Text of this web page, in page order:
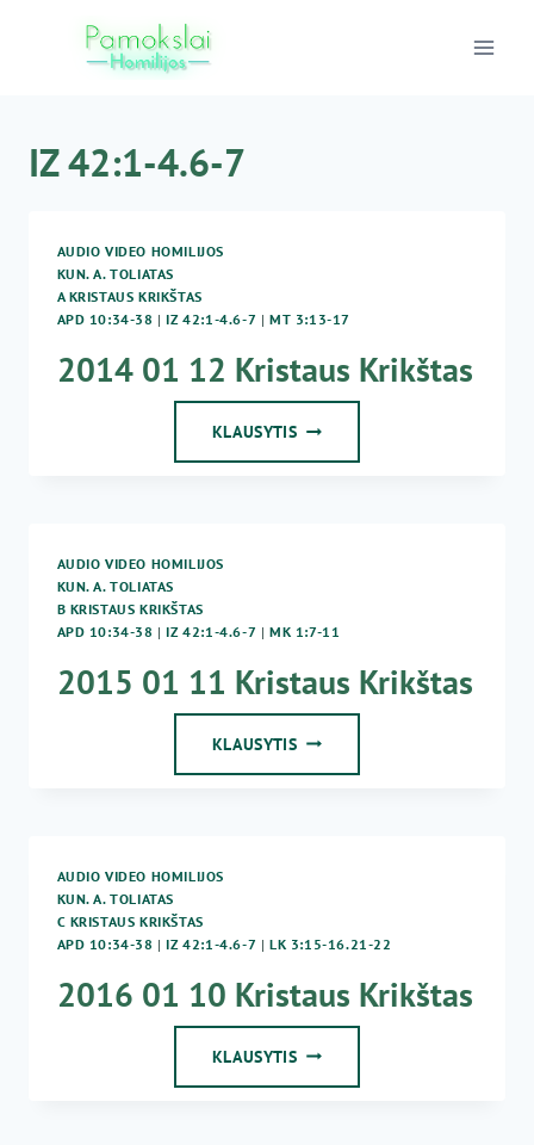
IZ 42:1-4.6-7
AUDIO VIDEO HOMILIJOS
KUN. A. TOLIATAS
A KRISTAUS KRIKŠTAS
APD 10:34-38 |IZ 42:1-4.6-7 | MT 3:13-17
2014 01 12 Kristaus Krikštas
KLAUSYTIS2014
AUDIO VIDEO HOMILIJOS
KUN. A. TOLIATAS
B KRISTAUS KRIKŠTAS
APD 10:34-38 |IZ 42:1-4.6-7 | MK 1:7-11
2015 01 11 Kristaus Krikštas
KLAUSYTIS2015
AUDIO VIDEO HOMILIJOS
KUN. A. TOLIATAS
C KRISTAUS KRIKŠTAS
APD 10:34-38 |IZ 42:1-4.6-7 | LK 3:15-16.21-22
2016 01 10 Kristaus Krikštas
KLAUSYTIS2016